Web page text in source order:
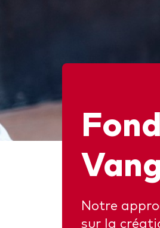
Notre
sur la